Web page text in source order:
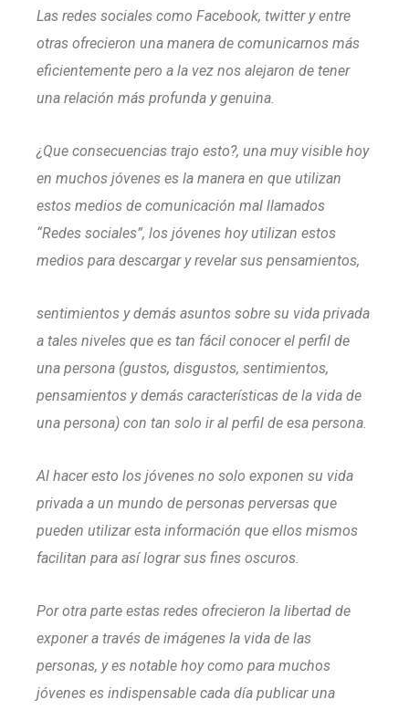
Las redes sociales como Facebook, twitter y entre
otras ofrecieron una manera de comunicarnos más
eficientemente pero a la vez nos alejaron de tener
una relación más profunda y genuina.
¿Que consecuencias trajo esto?, una muy visible hoy
en muchos jóvenes es la manera en que utilizan
estos medios de comunicación mal llamados
“Redes sociales”, los jóvenes hoy utilizan estos
medios para descargar y revelar sus pensamientos,
sentimientos y demás asuntos sobre su vida privada
a tales niveles que es tan fácil conocer el perfil de
una persona (gustos, disgustos, sentimientos,
pensamientos y demás características de la vida de
una persona) con tan solo ir al perfil de esa persona.
Al hacer esto los jóvenes no solo exponen su vida
privada a un mundo de personas perversas que
pueden utilizar esta información que ellos mismos
facilitan para así lograr sus fines oscuros.
Por otra parte estas redes ofrecieron la libertad de
exponer a través de imágenes la vida de las
personas, y es notable hoy como para muchos
jóvenes es indispensable cada día publicar una